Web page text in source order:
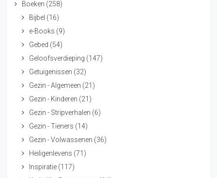
Boeken (258)
Bijbel (16)
e-Books (9)
Gebed (54)
Geloofsverdieping (147)
Getuigenissen (32)
Gezin - Algemeen (21)
Gezin - Kinderen (21)
Gezin - Stripverhalen (6)
Gezin - Tieners (14)
Gezin - Volwassenen (36)
Heiligenlevens (71)
Inspiratie (117)